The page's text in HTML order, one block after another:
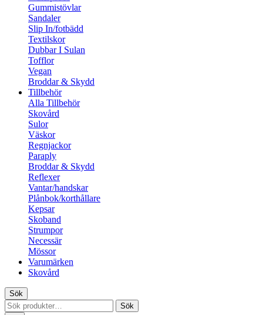
Gummistövlar
Sandaler
Slip In/fotbädd
Textilskor
Dubbar I Sulan
Tofflor
Vegan
Broddar & Skydd
Tillbehör
Alla Tillbehör
Skovård
Sulor
Väskor
Regnjackor
Paraply
Broddar & Skydd
Reflexer
Vantar/handskar
Plånbok/korthållare
Kepsar
Skoband
Strumpor
Necessär
Mössor
Varumärken
Skovård
Sök
Sök
Sök